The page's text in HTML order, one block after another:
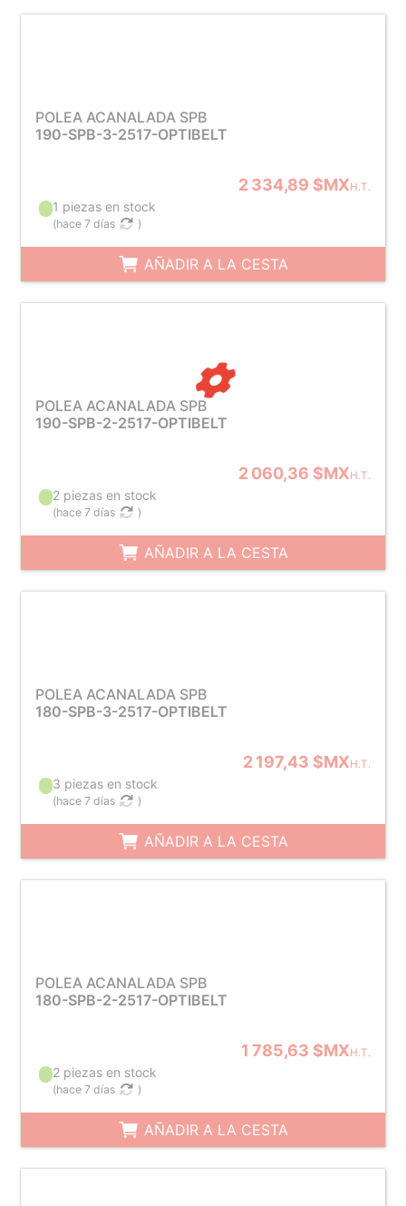
POLEA ACANALADA SPB
190-SPB-3-2517-OPTIBELT
2 334,89 $MXH.T.
1 piezas en stock
(hace 7 días )
AÑADIR A LA CESTA
POLEA ACANALADA SPB
190-SPB-2-2517-OPTIBELT
2 060,36 $MXH.T.
2 piezas en stock
(hace 7 días )
AÑADIR A LA CESTA
POLEA ACANALADA SPB
180-SPB-3-2517-OPTIBELT
2 197,43 $MXH.T.
3 piezas en stock
(hace 7 días )
AÑADIR A LA CESTA
POLEA ACANALADA SPB
180-SPB-2-2517-OPTIBELT
1 785,63 $MXH.T.
2 piezas en stock
(hace 7 días )
AÑADIR A LA CESTA